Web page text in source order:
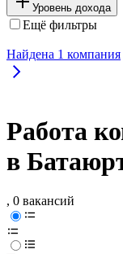
Уровень дохода
Ещё фильтры
Найдена 1 компания
Работа
в
, 0 вакансий